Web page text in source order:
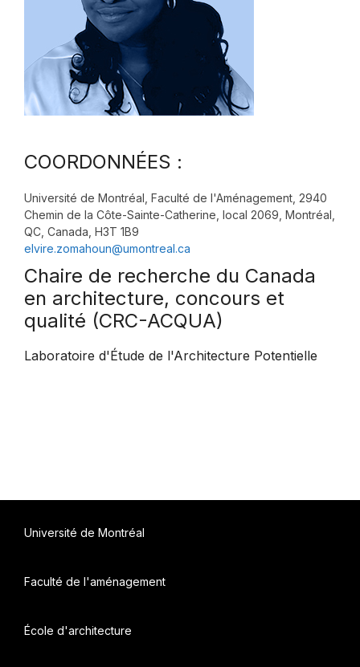
COORDONNÉES :
Université de Montréal, Faculté de l'Aménagement, 2940
Chemin de la Côte-Sainte-Catherine, local 2069, Montréal,
QC, Canada, H3T 1B9
elvire.zomahoun@umontreal.ca
Chaire de recherche du Canada
en architecture, concours et
qualité (CRC-ACQUA)
Laboratoire d'Étude de l'Architecture Potentielle
Université de Montréal
Faculté de l'aménagement
École d'architecture